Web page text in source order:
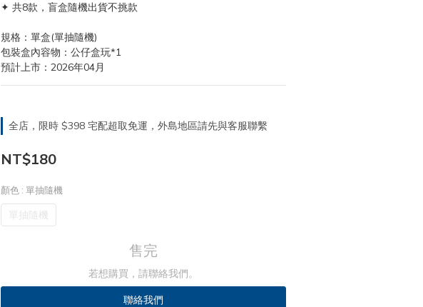
✦ 共8款，盲盒隨機出貨不挑款
規格：單盒(單抽隨機)
包裝盒內容物：公仔盒玩*1
預計上市：2026年04月
全店，限時 $398 宅配超取免運，外島地區請先與客服聯繫
NT$180
顏色 : 單抽隨機
單抽隨機
售完
若想購買，請聯絡我們。
聯絡我們